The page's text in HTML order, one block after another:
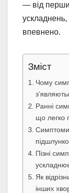
— від
ускладнень,
впевнено.
Зміст
Чому
Ранні
що легко
Симптоми
Пізні
Як
інших